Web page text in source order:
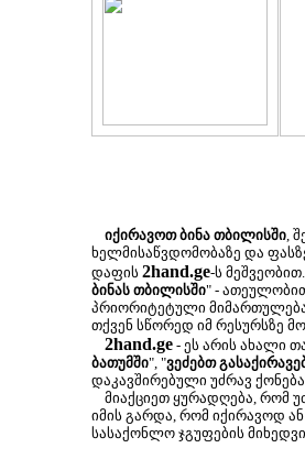
იქირავოთ ბინა თბილისში,
ხელმისაწვდომობაზე და
დაფის 2hand.ge-ს
ბინას თბილისში" -
პრიორიტეტული
თქვენ სწორედ იმ რესურსზე
2hand.ge - ეს არის ახალი
ბათუმში", "ვეძებთ
დაკავშირებული უძრავ
მიაქციეთ ყურადღება, რომ
იმის გარდა, რომ იქირავოდ
სასაქონლო ჯგუფების